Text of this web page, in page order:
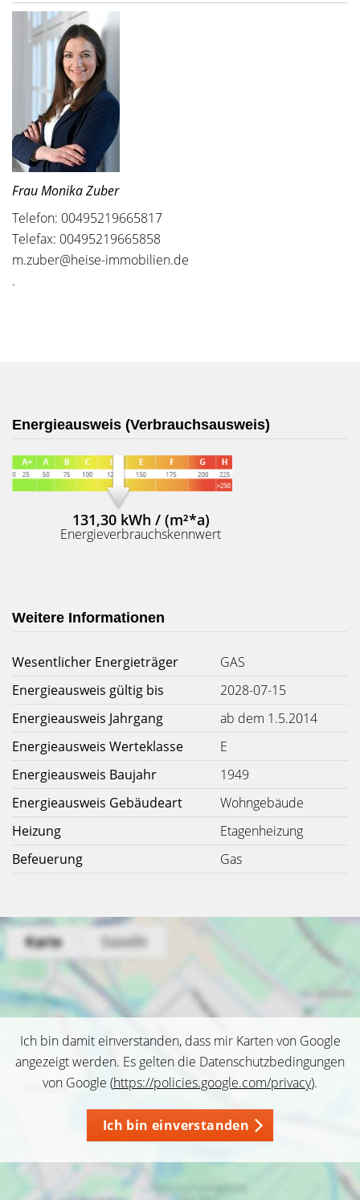
Frau Monika Zuber
Telefon: 00495219665817
Telefax: 00495219665858
m.zuber@heise-immobilien.de
.
Energieausweis (Verbrauchsausweis)
131,30 kWh / (m²*a)
Energieverbrauchskennwert
Weitere Informationen
Wesentlicher Energieträger
GAS
Energieausweis gültig bis
2028-07-15
Energieausweis Jahrgang
ab dem 1.5.2014
Energieausweis Werteklasse
E
Energieausweis Baujahr
1949
Energieausweis Gebäudeart
Wohngebäude
Heizung
Etagenheizung
Befeuerung
Gas
Ich bin damit einverstanden, dass mir Karten von Google
angezeigt werden. Es gelten die Datenschutzbedingungen
von Google (https://policies.google.com/privacy).
Ich bin einverstanden